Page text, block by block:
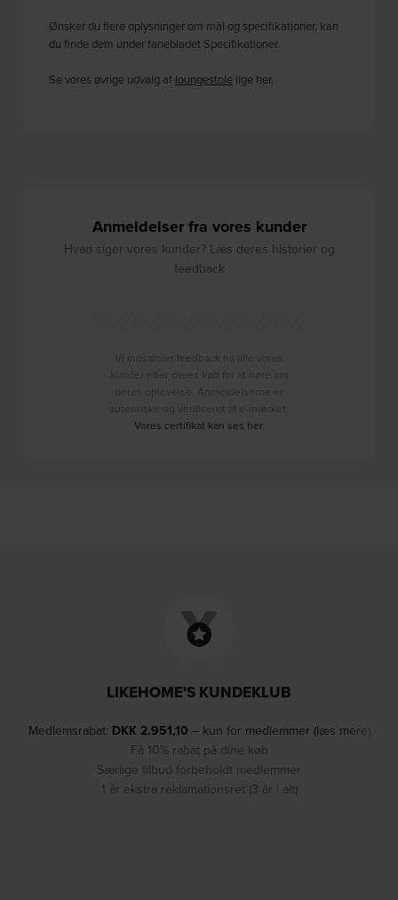
Ønsker du flere oplysninger om mål og specifikationer, kan
du finde dem under fanebladet Specifikationer.
Se vores øvrige udvalg af loungestole lige her.
Anmeldelser fra vores kunder
Hvad siger vores kunder? Læs deres historier og
feedback
Vi indsamler feedback fra alle vores
kunder efter deres køb for at høre om
deres oplevelse. Anmeldelserne er
autentiske og verificeret af e-mærket.
Vores certifikat kan ses her.
LIKEHOME'S KUNDEKLUB
Medlemsrabat: DKK2.951,10 – kun for medlemmer (læs mere)
Få 10% rabat på dine køb
Særlige tilbud forbeholdt medlemmer
1 år ekstra reklamationsret (3 år i alt)